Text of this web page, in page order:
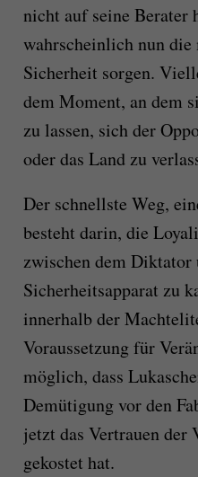
nicht auf seine Berater
wahrscheinlich nun die
Sicherheit sorgen.
dem Moment, an dem
zu lassen, sich der
oder das Land zu
Der schnellste Weg,
besteht darin, die
zwischen dem Diktator
Sicherheitsapparat zu
innerhalb der
Voraussetzung für
möglich, dass
Demütigung vor den
jetzt das Vertrauen der
gekostet hat.